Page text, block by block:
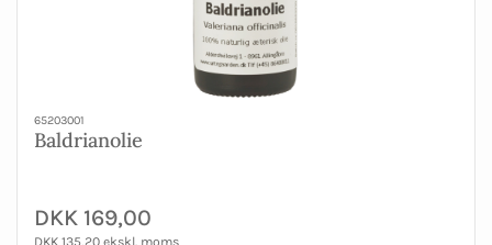
65203001
Baldrianolie
DKK 169,00
DKK 135,20 ekskl. moms